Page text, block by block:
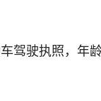
驾驶执照，年